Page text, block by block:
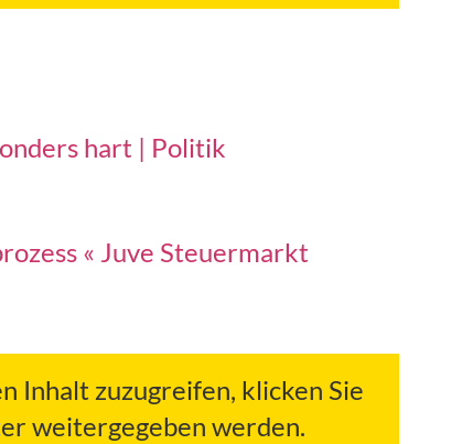
hart | Politik
« Juve Steuermarkt
Inhalt zuzugreifen, klicken Sie
weitergegeben werden.